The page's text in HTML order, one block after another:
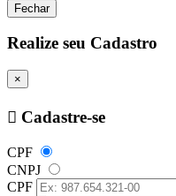
Fechar
Realize seu Cadastro
×
Cadastre-se
CPF
CNPJ
CPF